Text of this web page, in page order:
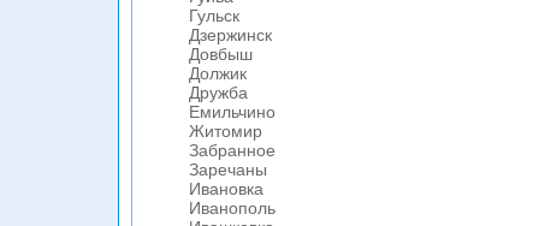
Гульск
Дзержинск
Довбыш
Должик
Дружба
Емильчино
Житомир
Забранное
Заречаны
Ивановка
Иванополь